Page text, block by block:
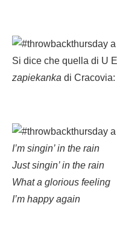
Si dice che quella di U
zapiekanka di
I’m singin’ in the rain
Just singin’ in the rain
What a glorious feeling
I’m happy again